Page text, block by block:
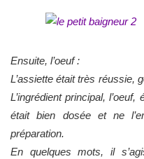
Ensuite, l’oeuf :
L’assiette était très réussie,
L’ingrédient principal,
était bien dosée et ne
préparation.
En quelques mots, il